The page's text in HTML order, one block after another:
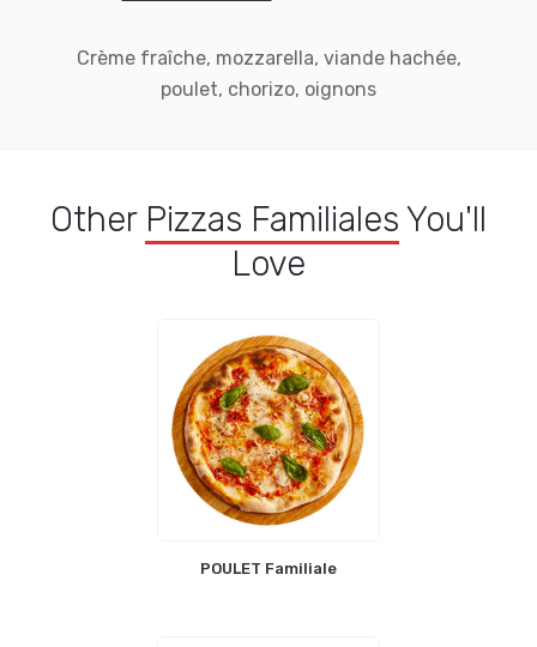
Crème fraîche, mozzarella, viande hachée,
poulet, chorizo, oignons
Other Pizzas Familiales You'll
Love
POULET Familiale